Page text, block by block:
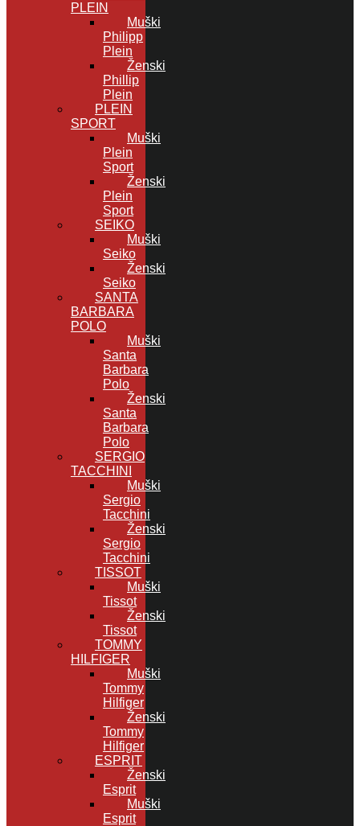
PLEIN
Muški
Philipp
Plein
Ženski
Phillip
Plein
PLEIN
SPORT
Muški
Plein
Sport
Ženski
Plein
Sport
SEIKO
Muški
Seiko
Ženski
Seiko
SANTA
BARBARA
POLO
Muški
Santa
Barbara
Polo
Ženski
Santa
Barbara
Polo
SERGIO
TACCHINI
Muški
Sergio
Tacchini
Ženski
Sergio
Tacchini
TISSOT
Muški
Tissot
Ženski
Tissot
TOMMY
HILFIGER
Muški
Tommy
Hilfiger
Ženski
Tommy
Hilfiger
ESPRIT
Ženski
Esprit
Muški
Esprit